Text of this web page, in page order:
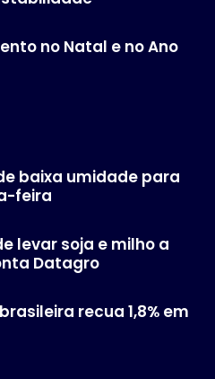
no Natal e no Ano
baixa umidade para
feira
levar soja e milho a
Datagro
recua 1,8% em